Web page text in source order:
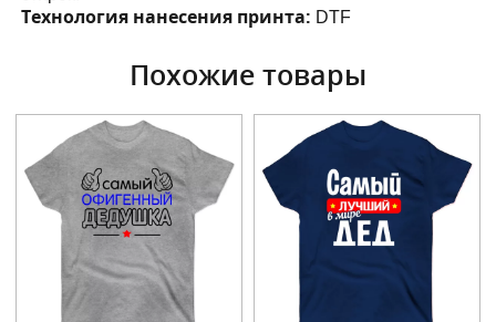
Технология нанесения принта: DTF
Похожие товары